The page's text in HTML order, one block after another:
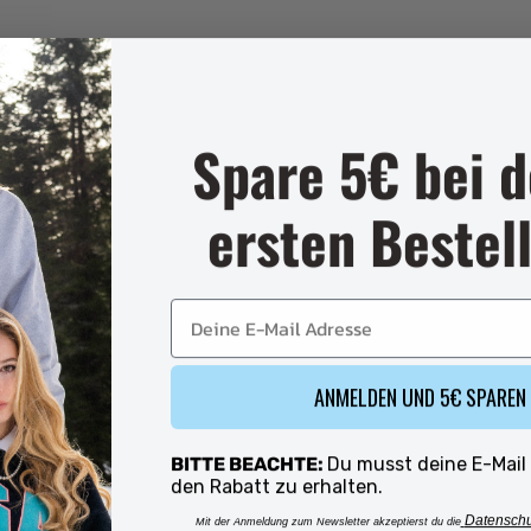
VORTEILE VON
The rating of this
Nachhaltigkeit
Dich überzeugt
nachhaltigste Art
klimafreundlicher
bei uns sparst du
Spare 5€ bei
ersten
E-Mail
ANMELDEN UND 5€ SPAREN
BITTE BEACHTE: Du musst deine E-
den Rabatt zu erhalten.
Mit der Anmeldung zum Newsletter akzeptierst du die